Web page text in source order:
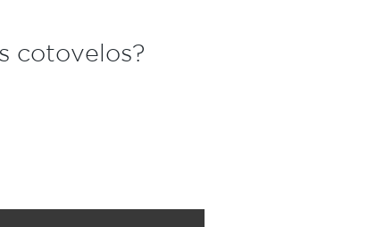
cotovelos?